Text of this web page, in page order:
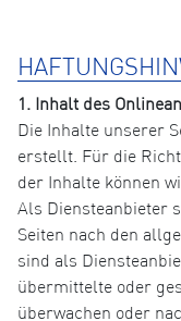
1. Inhalt des
Die Inhalte unserer
erstellt. Für die
der Inhalte können
Als Diensteanbieter
Seiten nach den
sind als
übermittelte oder
überwachen oder